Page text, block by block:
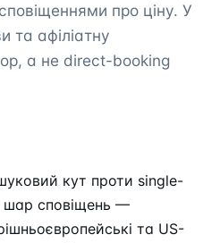
про ціну. У
та афіліатну
а не direct-booking
кут проти single-
шар сповіщень —
та US-